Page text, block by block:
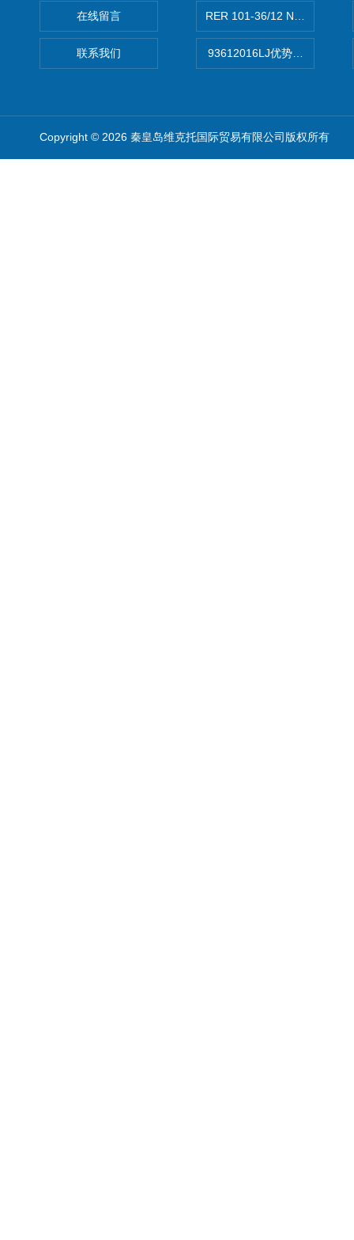
在线留言
联系我们
RER 101-36/12 NHH离心
93612016LJ优势供应美国
Copyright © 2026 秦皇岛维克托国际贸易有限公司版权所有